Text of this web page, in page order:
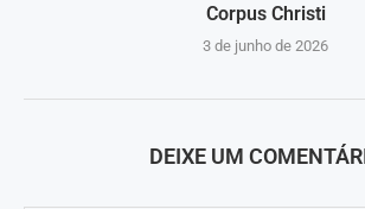
Corpus Christi
3 de junho de 2026
DEIXE UM